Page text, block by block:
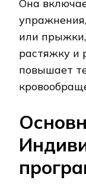
Она
или
растяжку и
повышает